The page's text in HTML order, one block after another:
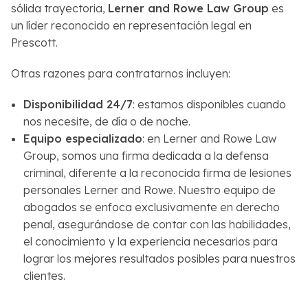
sólida trayectoria, Lerner and Rowe Law Group es
un líder reconocido en representación legal en
Prescott.
Otras razones para contratarnos incluyen:
Disponibilidad 24/7: estamos disponibles cuando
nos necesite, de día o de noche.
Equipo especializado: en Lerner and Rowe Law
Group, somos una firma dedicada a la defensa
criminal, diferente a la reconocida firma de lesiones
personales Lerner and Rowe. Nuestro equipo de
abogados se enfoca exclusivamente en derecho
penal, asegurándose de contar con las habilidades,
el conocimiento y la experiencia necesarios para
lograr los mejores resultados posibles para nuestros
clientes.